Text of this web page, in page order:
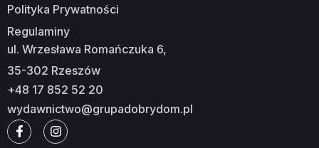
Polityka Prywatności
Regulaminy
ul. Wrzesława Romańczuka 6,
35-302 Rzeszów
+48 17 852 52 20
wydawnictwo@grupadobrydom.pl